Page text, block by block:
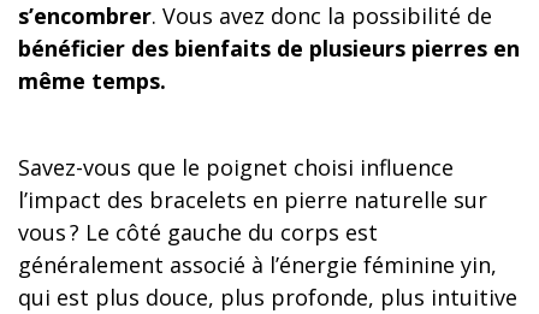
s’encombrer. Vous avez donc la possibilité de
bénéficier des bienfaits de plusieurs pierres en
même temps.
Savez-vous que le poignet choisi influence
l’impact des bracelets en pierre naturelle sur
vous ? Le côté gauche du corps est
généralement associé à l’énergie féminine yin,
qui est plus douce, plus profonde, plus intuitive